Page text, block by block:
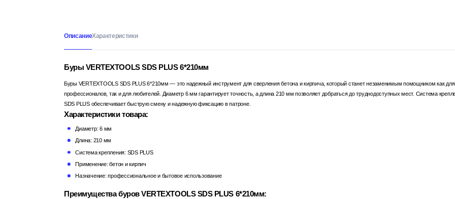
ОписаниеХарактеристики
Буры VERTEXTOOLS SDS PLUS 6*210мм
Буры VERTEXTOOLS SDS PLUS 6*210мм — это надежный инструмент для сверления бетона и кирпича, который станет незаменимым помощником как для
профессионалов, так и для любителей. Диаметр 6 мм гарантирует точность, а длина 210 мм позволяет добраться до труднодоступных мест. Система
SDS PLUS обеспечивает быструю смену и надежную фиксацию в патроне.
Характеристики товара:
Диаметр: 6 мм
Длина: 210 мм
Система крепления: SDS PLUS
Применение: бетон и кирпич
Назначение: профессиональное и бытовое использование
Преимущества буров VERTEXTOOLS SDS PLUS 6*210мм: